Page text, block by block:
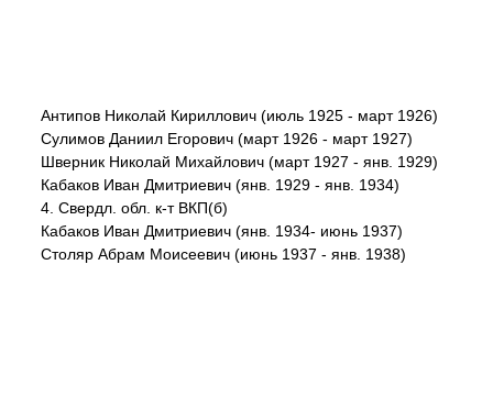
Антипов Николай Кириллович (июль 1925 - март 1926)
Сулимов Даниил Егорович (март 1926 - март 1927)
Шверник Николай Михайлович (март 1927 - янв. 1929)
Кабаков Иван Дмитриевич (янв. 1929 - янв. 1934)
4. Свердл. обл. к-т ВКП(б)
Кабаков Иван Дмитриевич (янв. 1934- июнь 1937)
Столяр Абрам Моисеевич (июнь 1937 - янв. 1938)